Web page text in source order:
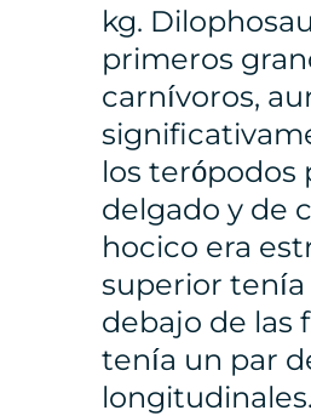
kg.
primeros
carnívoros,
los terópodos
delgado y de
hocico era
superior
debajo de las
tenía un par